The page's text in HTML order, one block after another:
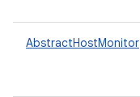
AbstractHostMonitor